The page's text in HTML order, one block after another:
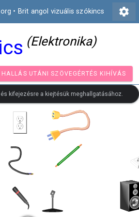
• Brit angol vizuális szókincs settings
(Elektronika)
HALLÁS UTÁNI SZÖVEGÉRTÉS
és kifejezésre a kiejtésük meghallgatásához.